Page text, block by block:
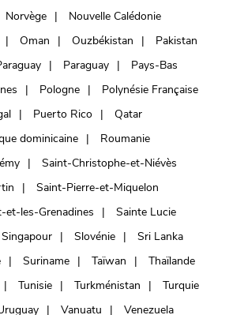
Norvège
Nouvelle Calédonie
Oman Ouzbékistan
Pakistan
Paraguay
Pays-Bas
Pologne
Polynésie Française
Puerto Rico
Qatar
dominicaine
Roumanie
Saint-Christophe-et-Niévès
Saint-Pierre-et-Miquelon
et-les-Grenadines
Sainte Lucie
Singapour Slovénie
Sri Lanka
Suriname Taïwan
Thaïlande
Tunisie Turkménistan
Turquie
Vanuatu Venezuela